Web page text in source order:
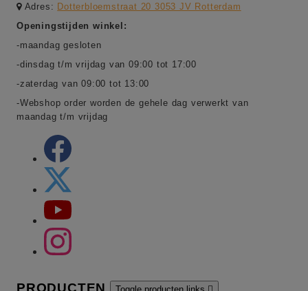
Adres: Dotterbloemstraat 20 3053 JV Rotterdam
Openingstijden winkel:
-maandag gesloten
-dinsdag t/m vrijdag van 09:00 tot 17:00
-zaterdag van 09:00 tot 13:00
-Webshop order worden de gehele dag verwerkt van
maandag t/m vrijdag
PRODUCTEN